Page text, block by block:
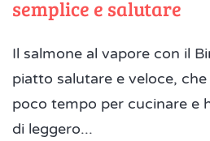
semplice e salutare
Il salmone al vapore con il
piatto salutare e veloce,
poco tempo per cucinare e
di leggero...